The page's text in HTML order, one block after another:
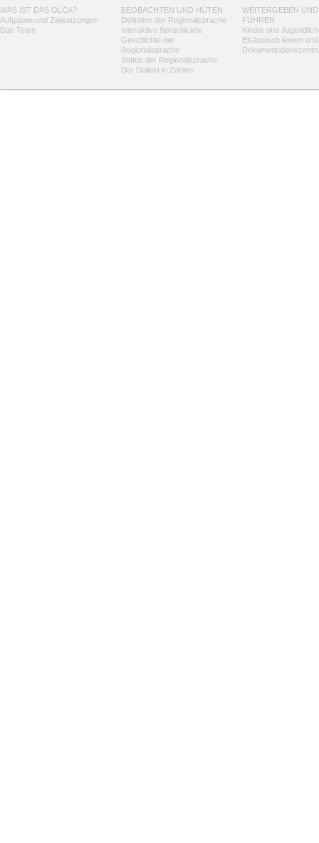
WAS IST DAS OLCA?
Aufgaben und Zielsetzungen
Das Team
BEOBACHTEN UND HÜTEN
Definition der Regionalsprache
Interaktive Sprachkarte
Geschichte der
Regionalsprache
Status der Regionalsprache
Der Dialekt in Zahlen
WEITERGEBEN UND
FÜHREN
Kinder und
Elsässisch lernen